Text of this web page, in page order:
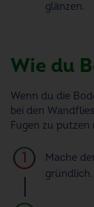
glänzen.
Wie du
Wenn du die
bei den
Fugen zu putzen
Mache
gründlich.